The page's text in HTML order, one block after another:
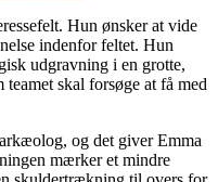
Hun ønsker at vide
indenfor feltet. Hun
udgravning i en grotte,
skal forsøge at få med
og det giver Emma
mærker et mindre